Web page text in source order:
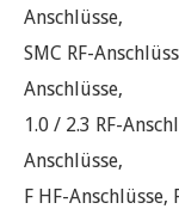
Anschlüsse,
SMC RF-
Anschlüsse,
1.0 / 2.3 RF-
Anschlüsse,
F HF-Anschlüsse,